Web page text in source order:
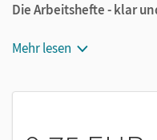
Die Arbeitshefte - klar
Start ins Thema:
Mehr lesen